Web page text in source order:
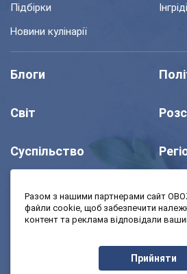
Підбірки
Новини кулінарії
Блоги
Світ
Суспільство
Моя школа
Разом з нашими партнерами сайт
файли cookie, щоб забезпечити
контент та реклама відповідали
Прийняти